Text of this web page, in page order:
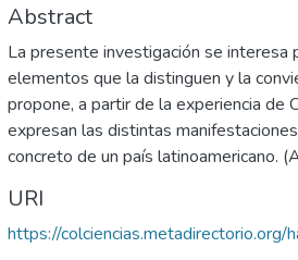
Abstract
La presente investigación se interesa
elementos que la distinguen y la
propone, a partir de la experiencia de
expresan las distintas
concreto de un país latinoamericano.
URI
https://